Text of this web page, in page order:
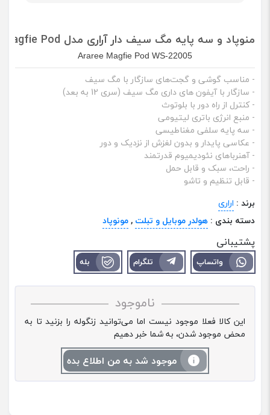
منوپاد و سه پایه مگ سیف دار آراری مدل Magfie Pod
Araree Magfie Pod WS-22005
- مناسب گوشی و گجت‌‌های سازگار با مگ سیف
- سازگار با آیفون های داری مگ سیف (سری 12 به بعد)
- کنترل از راه دور با بلوتوث
- منبع انرژی باتری لیتیومی
- سه پایه سلفی مغناطیسی
- عکاسی پایدار و بدون لغزش از نزدیک و دور
- آهنرباهای نئودیمیوم قدرتمند
- راحت، سبک و قابل حمل
- قابل تنظیم و تاشو
برند : اراری
دسته بندی : هولدر موبایل و تبلت ,مونوپاد
پشتیبانی
واتساپ تلگرام بله
ناموجود
این کالا فعلا موجود نیست اما می‌توانید زنگوله را بزنید تا به
محض موجود شدن، به شما خبر دهیم
موجود شد به من اطلاع بده